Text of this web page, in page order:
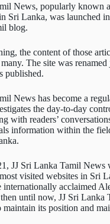
News, popularly known
Sri Lanka, was launched
blog.
the content of those
The site was
published.
News has become a
the day-to-day
with readers’
information within the
JJ Sri Lanka Tamil News
visited websites in Sri
internationally acclaimed
until now, JJ Sri Lanka
maintain its position and